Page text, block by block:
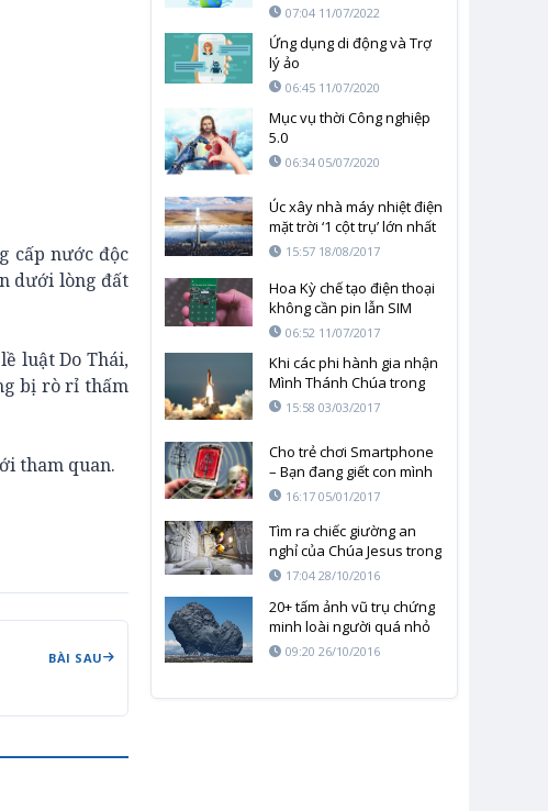
cấp nước độc
dưới lòng đất
luật Do Thái,
bị rò rỉ thấm
tham quan.
BÀI SAU
07:04 11/07/2022
Ứng dụng di động và Trợ
lý ảo
06:45 11/07/2020
Mục vụ thời Công nghiệp
5.0
06:34 05/07/2020
Úc xây nhà máy nhiệt điện
mặt trời ‘1 cột trụ’ lớn nhất
thế giới
15:57 18/08/2017
Hoa Kỳ chế tạo điện thoại
không cần pin lẫn SIM
06:52 11/07/2017
Khi các phi hành gia nhận
Mình Thánh Chúa trong
vũ trụ15:58 03/03/2017
Cho trẻ chơi Smartphone
– Bạn đang giết con mình
như thế nào?
16:17 05/01/2017
Tìm ra chiếc giường an
nghỉ của Chúa Jesus trong
nhà thờ Jerusalem
17:04 28/10/2016
20+ tấm ảnh vũ trụ chứng
minh loài người quá nhỏ
bé và yếu ớt
09:20 26/10/2016